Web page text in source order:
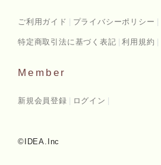
ご利用ガイド プライバシーポリシー
特定商取引法に基づく表記 利用規約
Member
新規会員登録 ログイン
©IDEA.Inc